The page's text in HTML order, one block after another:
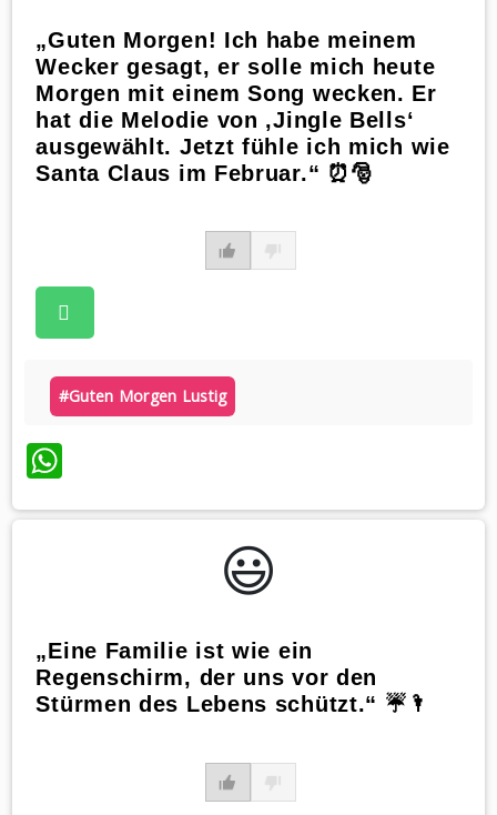
„Guten Morgen! Ich habe meinem
Wecker gesagt, er solle mich heute
Morgen mit einem Song wecken. Er
hat die Melodie von ‚Jingle Bells‘
ausgewählt. Jetzt fühle ich mich wie
Santa Claus im Februar.“ ⏰🎅
#guten Morgen Lustig
WhatsApp
😃️
„Eine Familie ist wie ein
Regenschirm, der uns vor den
Stürmen des Lebens schützt.“ ☔🌂